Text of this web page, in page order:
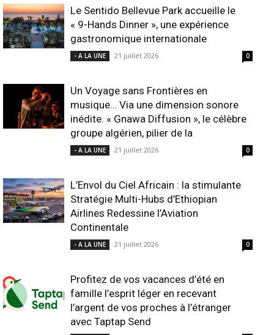
Le Sentido Bellevue Park accueille le
« 9-Hands Dinner », une expérience
gastronomique internationale
- A LA UNE 21 juillet 2026 0
Un Voyage sans Frontières en
musique… Via une dimension sonore
inédite. « Gnawa Diffusion », le célèbre
groupe algérien, pilier de la
- A LA UNE 21 juillet 2026 0
L’Envol du Ciel Africain : la stimulante
Stratégie Multi-Hubs d’Ethiopian
Airlines Redessine l’Aviation
Continentale
- A LA UNE 21 juillet 2026 0
Profitez de vos vacances d’été en
famille l’esprit léger en recevant
l’argent de vos proches à l’étranger
avec Taptap Send